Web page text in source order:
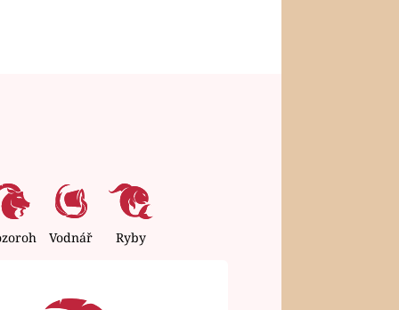
Vodnář Ryby